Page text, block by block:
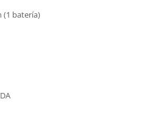
(1 batería)